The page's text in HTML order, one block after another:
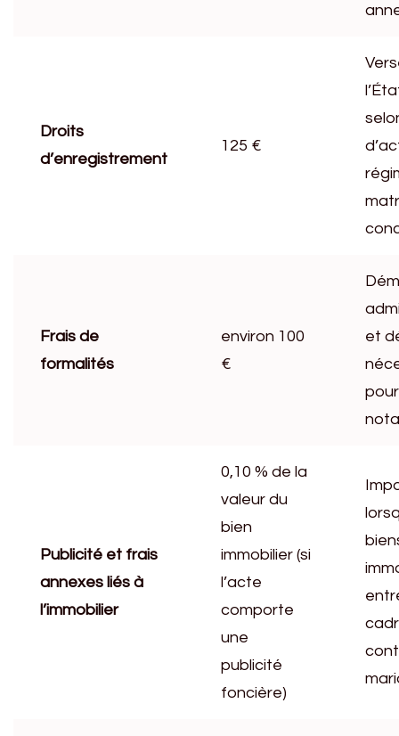
Droits
d’enregistrement
125 €
Frais de
formalités
environ 100
€
et
Publicité et frais
annexes liés à
l’immobilier
0,10 % de la
valeur du
bien
immobilier (si
l’acte
comporte
une
publicité
foncière)